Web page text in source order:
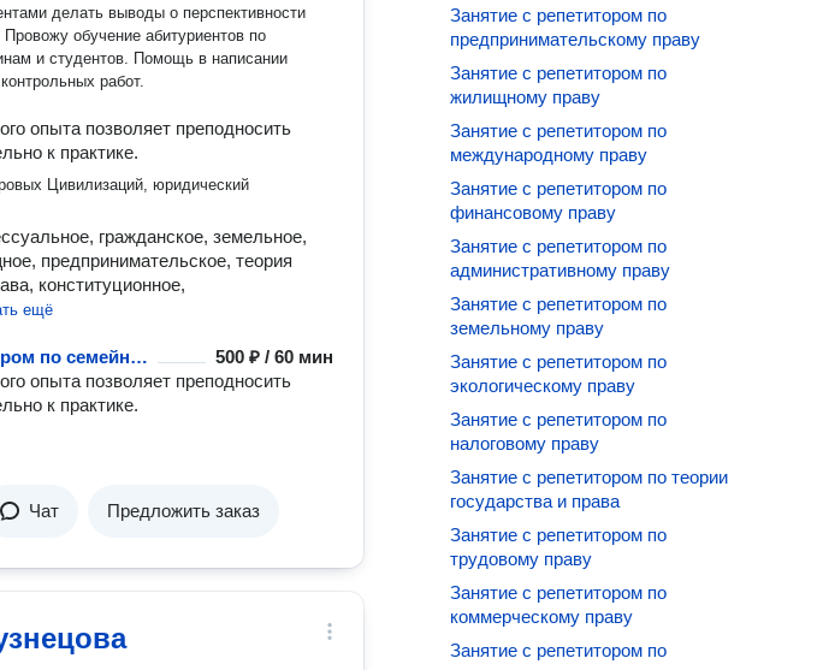
делать выводы о перспективности
обучение абитуриентов по
и студентов. Помощь в написании
работ.
опыта позволяет преподносить
к практике.
Цивилизаций, юридический
гражданское, земельное,
предпринимательское, теория
конституционное,
ещё
Занятие с репетитором по семейному праву
500 ₽ / 60 мин
опыта позволяет преподносить
к практике.
Чат Предложить заказ
Занятие с репетитором по
предпринимательскому праву
Занятие с репетитором по
жилищному праву
Занятие с репетитором по
международному праву
Занятие с репетитором по
финансовому праву
Занятие с репетитором по
административному праву
Занятие с репетитором по
земельному праву
Занятие с репетитором по
экологическому праву
Занятие с репетитором по
налоговому праву
Занятие с репетитором по теории
государства и права
Занятие с репетитором по
трудовому праву
Занятие с репетитором по
коммерческому праву
Занятие с репетитором по